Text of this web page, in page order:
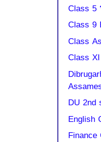
Class 5
Class 9
Class
Class
DU 2nd
English